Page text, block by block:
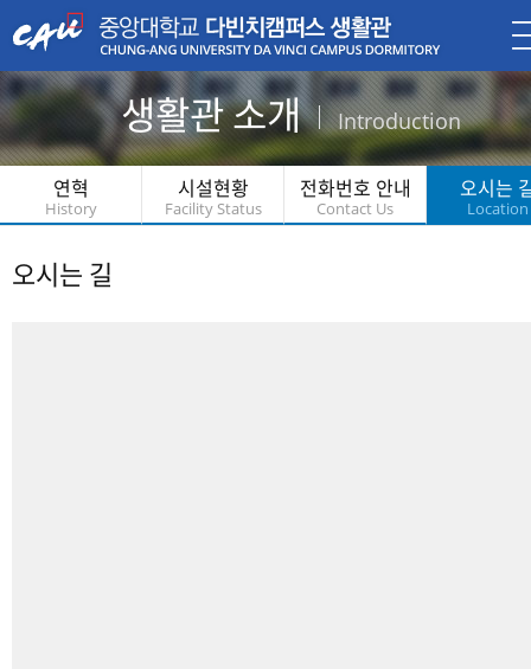
생활관 소개 Introduction
연혁
History
시설현황
Facility Status
전화번호 안내
Contact Us
오시는
Location
오시는 길